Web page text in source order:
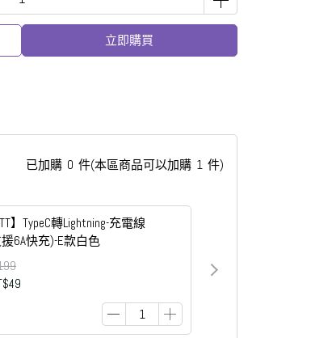
立即購買
已加購 0 件(本區商品可以加購 1 件)
】TypeC轉Lightning-充電線
6A快充)-E款白色